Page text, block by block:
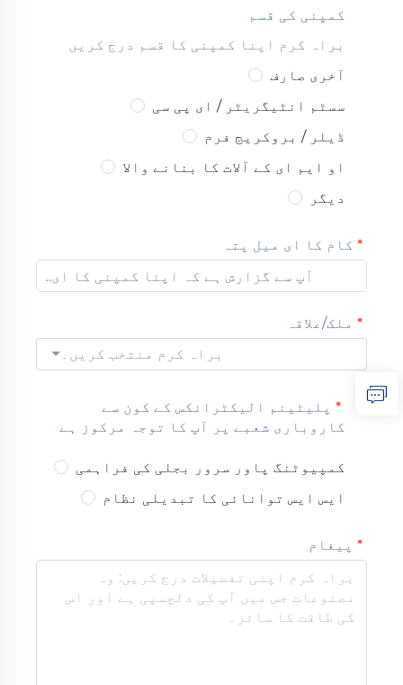
کمپنی کی قسم
براہ کرم اپنا کمپنی کا قسم درج کریں
آخری صارف
سسٹم انٹیگریٹر / ای پی سی
ڈیلر / بروکریج فرم
او ایم ای کے آلات کا بنانے والا
دیگر
کام کا ای میل پتہ
ملک/علاقہ
براہ کرم منتخب کریں۔
پلیٹینم الیکٹرانکس کے کون سے
کاروباری شعبے پر آپ کا توجہ مرکوز ہے
کمپیوٹنگ پاور سرور بجلی کی فراہمی
ایس ایس توانائی کا تبدیلی نظام
پیغام